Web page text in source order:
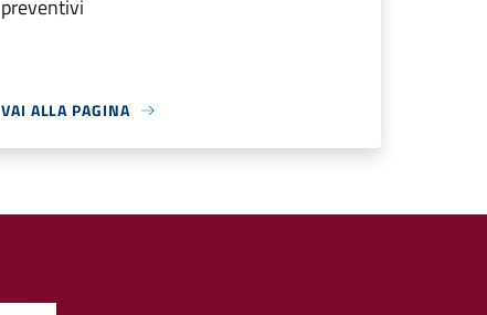
preventivi
VAI ALLA PAGINA